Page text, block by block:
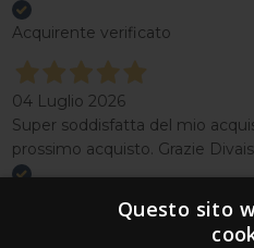
Acquirente verificato
04 Luglio 2026
Super soddisfatta del mio
prossimo acquisto. Grazie Divais
Questo sito